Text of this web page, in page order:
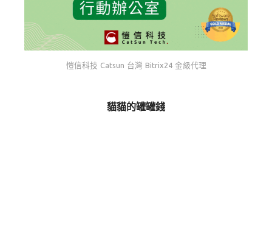
愷信科技 Catsun 台灣 Bitrix24 金級代理
貓貓的罐罐錢